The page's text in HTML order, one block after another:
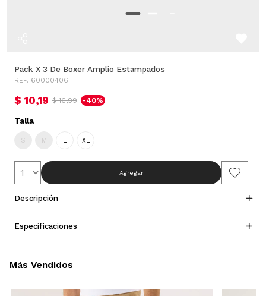
Pack X 3 De Boxer Amplio Estampados
REF. 60000406
$ 10,19 $ 16,99 -40%
Talla
S M L XL
Agregar
Descripción
Especificaciones
Más Vendidos